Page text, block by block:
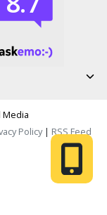
Media
Policy| RSS Feed